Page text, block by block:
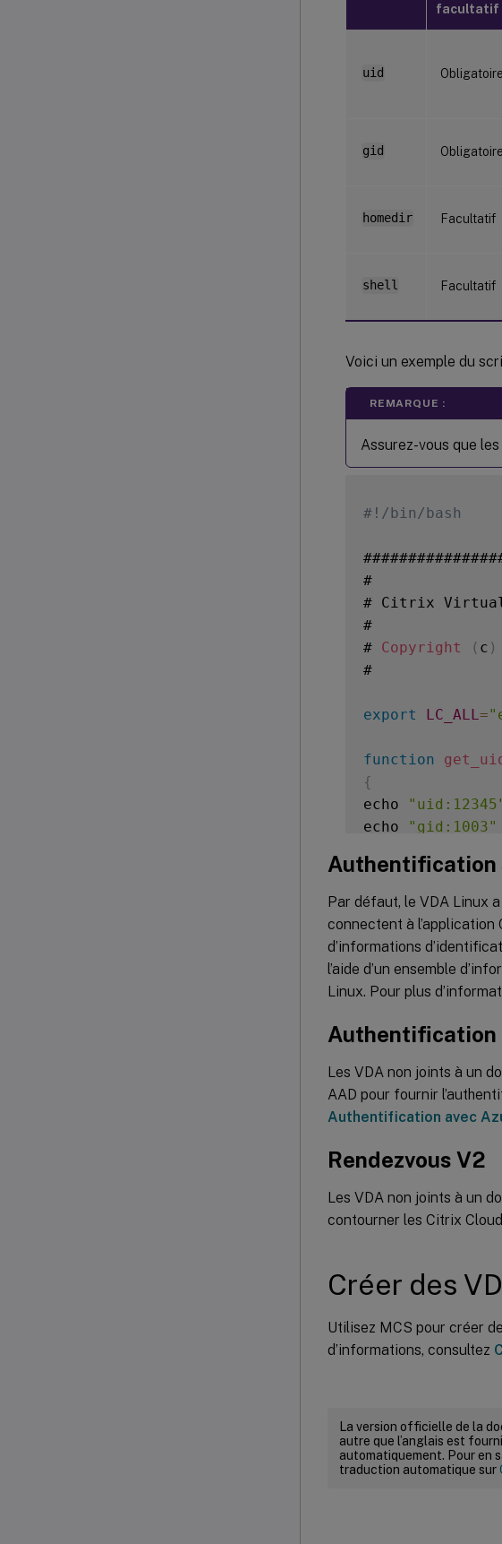
facultatif
uid Obligatoire
gid Obligatoire
homedir Facultatif
shell Facultatif
Voici un exemple du
REMARQUE :
Assurez-vous que
#!/bin/bash
#
# Citrix Virtual
#
# Copyright ( c )
#
export LC_ALL =
function
{
echo
echo
"gid:1003"
echo "shell:/
}
Authentification
Par défaut, le VDA Linux
connectent à l’application
d’informations
l’aide d’un ensemble
Linux. Pour plus
Authentification
Les VDA non joints à un
AAD pour fournir
Authentification avec
Rendezvous V2
Les VDA non joints à un
contourner les Citrix
Créer des
Utilisez MCS pour créer
d’informations, consultez
La version officielle de la
autre que l’anglais est
automatiquement. Pour en
traduction automatique sur